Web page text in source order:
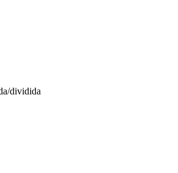
dividida